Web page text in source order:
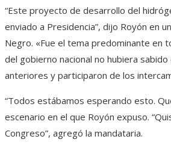
“Este proyecto de desarrollo del
enviado a Presidencia”, dijo Royón en
Negro. «Fue el tema predominante en
del gobierno nacional no hubiera
anteriores y participaron de los
“Todos estábamos esperando esto.
escenario en el que Royón expuso.
Congreso”, agregó la mandataria.